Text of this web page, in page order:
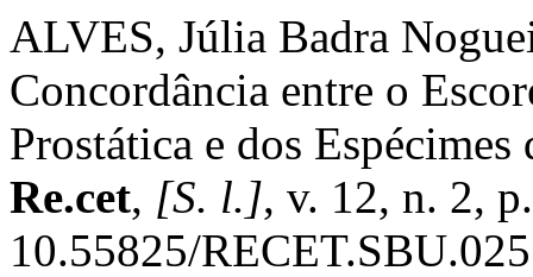
ALVES, Júlia Badra
Concordância entre o
Prostática e dos
Re.cet, [S. l.], v. 12, n. 2,
10.55825/